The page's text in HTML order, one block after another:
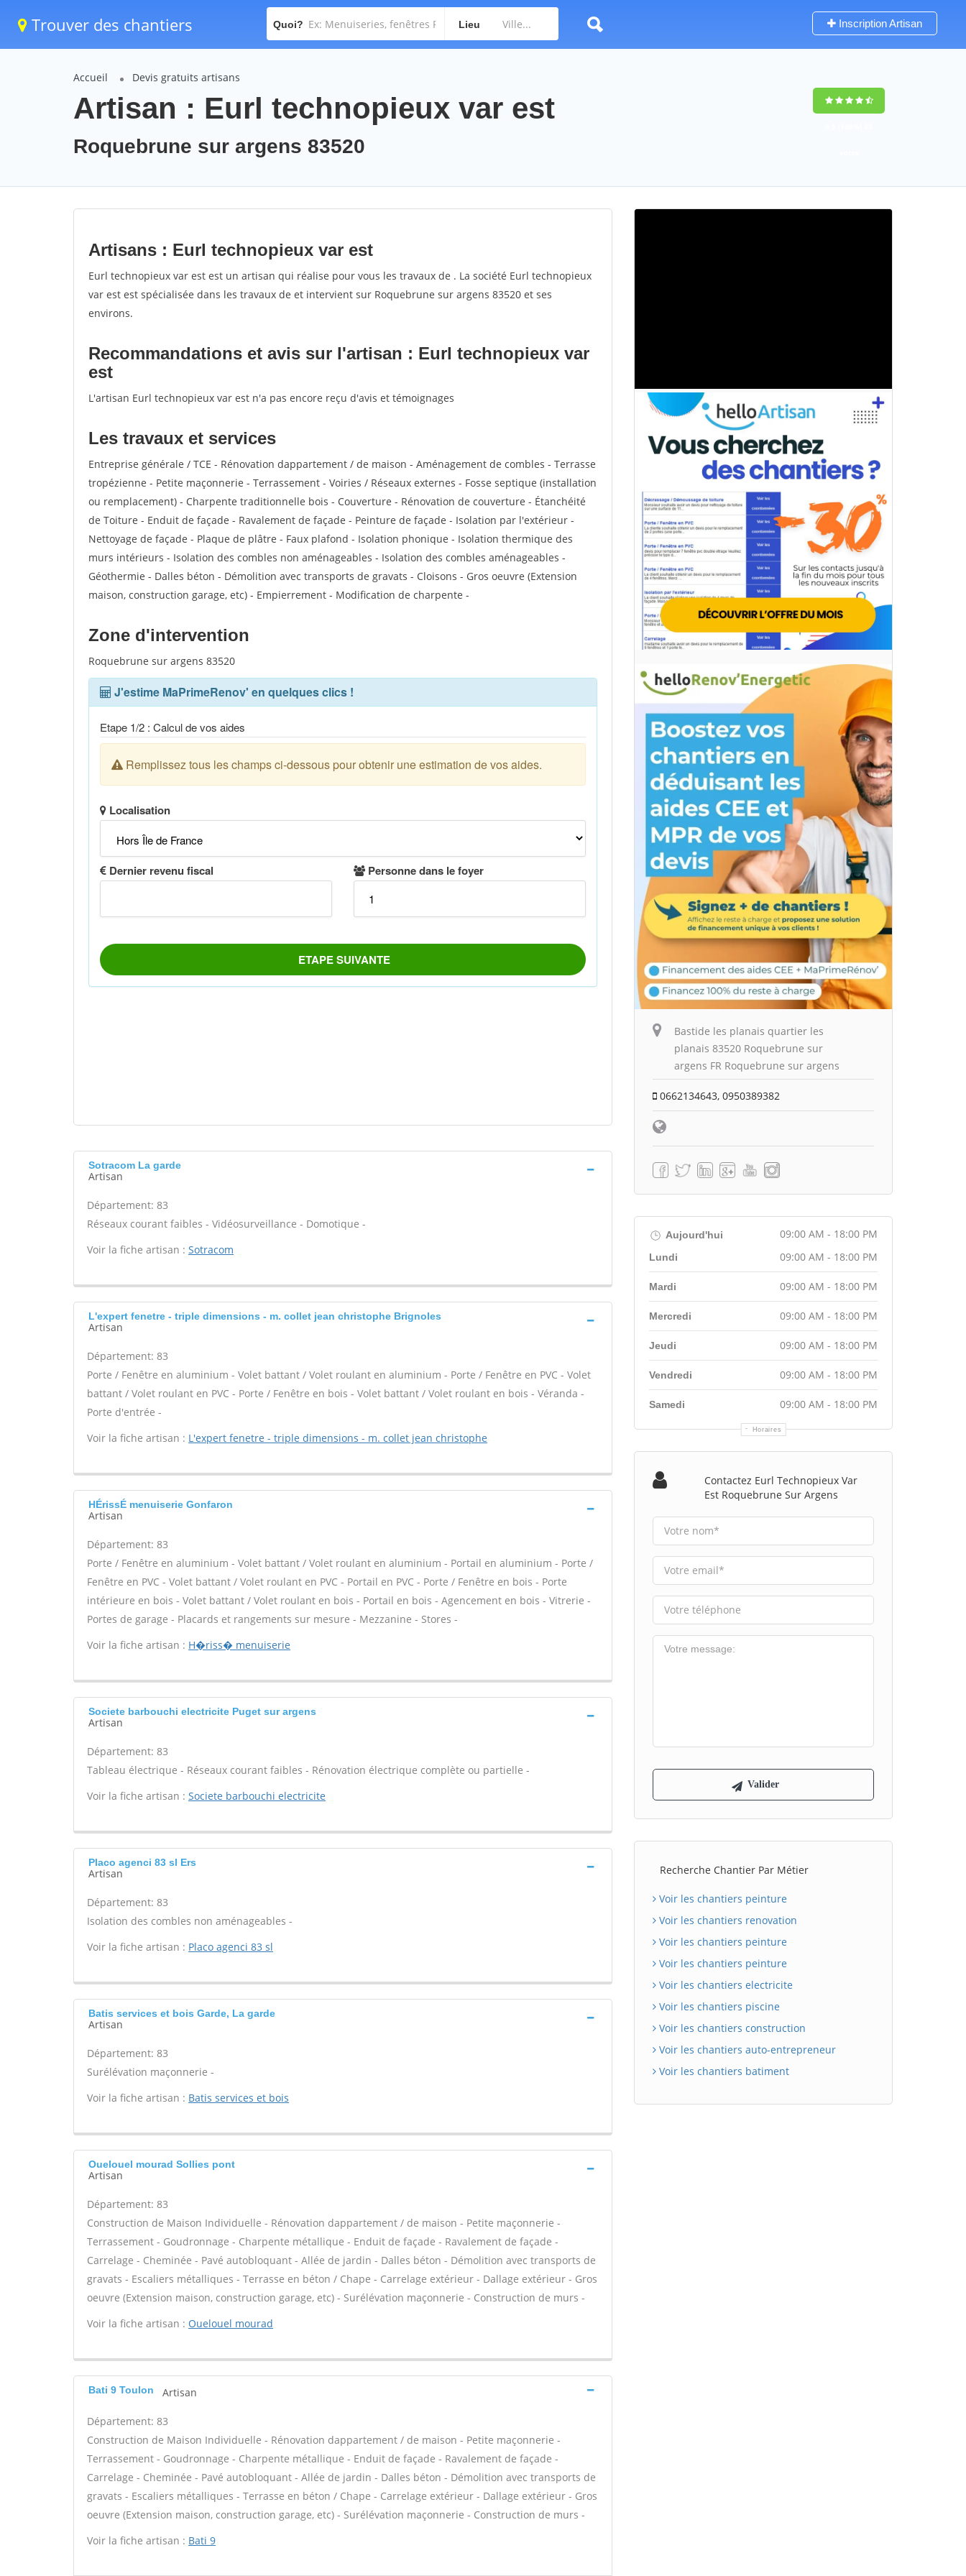
Trouver des chantiers Quoi? Lieu Inscription Artisan
Accueil Devis gratuits artisans
Artisan : Eurl technopieux var est
Roquebrune sur argens 83520
Artisans : Eurl technopieux var est
Eurl technopieux var est est un artisan qui réalise pour vous les travaux de . La société Eurl technopieux
var est est spécialisée dans les travaux de et intervient sur Roquebrune sur argens 83520 et ses
environs.
Recommandations et avis sur l'artisan : Eurl technopieux var
est
L'artisan Eurl technopieux var est n'a pas encore reçu d'avis et témoignages
Les travaux et services
Entreprise générale / TCE - Rénovation dappartement / de maison - Aménagement de combles - Terrasse
tropézienne - Petite maçonnerie - Terrassement - Voiries / Réseaux externes - Fosse septique (installation
ou remplacement) - Charpente traditionnelle bois - Couverture - Rénovation de couverture - Étanchéité
de Toiture - Enduit de façade - Ravalement de façade - Peinture de façade - Isolation par l'extérieur -
Nettoyage de façade - Plaque de plâtre - Faux plafond - Isolation phonique - Isolation thermique des
murs intérieurs - Isolation des combles non aménageables - Isolation des combles aménageables -
Géothermie - Dalles béton - Démolition avec transports de gravats - Cloisons - Gros oeuvre (Extension
maison, construction garage, etc) - Empierrement - Modification de charpente -
Zone d'intervention
Roquebrune sur argens 83520
Sotracom La garde
Artisan
Département: 83
Réseaux courant faibles - Vidéosurveillance - Domotique -
Voir la fiche artisan : Sotracom
L'expert fenetre - triple dimensions - m. collet jean christophe Brignoles
Artisan
Département: 83
Porte / Fenêtre en aluminium - Volet battant / Volet roulant en aluminium - Porte / Fenêtre en PVC - Volet
battant / Volet roulant en PVC - Porte / Fenêtre en bois - Volet battant / Volet roulant en bois - Véranda -
Porte d'entrée -
Voir la fiche artisan : L'expert fenetre - triple dimensions - m. collet jean christophe
HÉrissÉ menuiserie Gonfaron
Artisan
Département: 83
Porte / Fenêtre en aluminium - Volet battant / Volet roulant en aluminium - Portail en aluminium - Porte /
Fenêtre en PVC - Volet battant / Volet roulant en PVC - Portail en PVC - Porte / Fenêtre en bois - Porte
intérieure en bois - Volet battant / Volet roulant en bois - Portail en bois - Agencement en bois - Vitrerie -
Portes de garage - Placards et rangements sur mesure - Mezzanine - Stores -
Voir la fiche artisan : H�riss� menuiserie
Societe barbouchi electricite Puget sur argens
Artisan
Département: 83
Tableau électrique - Réseaux courant faibles - Rénovation électrique complète ou partielle -
Voir la fiche artisan : Societe barbouchi electricite
Placo agenci 83 sl Ers
Artisan
Département: 83
Isolation des combles non aménageables -
Voir la fiche artisan : Placo agenci 83 sl
Batis services et bois Garde, La garde
Artisan
Département: 83
Surélévation maçonnerie -
Voir la fiche artisan : Batis services et bois
Ouelouel mourad Sollies pont
Artisan
Département: 83
Construction de Maison Individuelle - Rénovation dappartement / de maison - Petite maçonnerie -
Terrassement - Goudronnage - Charpente métallique - Enduit de façade - Ravalement de façade -
Carrelage - Cheminée - Pavé autobloquant - Allée de jardin - Dalles béton - Démolition avec transports de
gravats - Escaliers métalliques - Terrasse en béton / Chape - Carrelage extérieur - Dallage extérieur - Gros
oeuvre (Extension maison, construction garage, etc) - Surélévation maçonnerie - Construction de murs -
Voir la fiche artisan : Ouelouel mourad
Bati 9 Toulon Artisan
Département: 83
Construction de Maison Individuelle - Rénovation dappartement / de maison - Petite maçonnerie -
Terrassement - Goudronnage - Charpente métallique - Enduit de façade - Ravalement de façade -
Carrelage - Cheminée - Pavé autobloquant - Allée de jardin - Dalles béton - Démolition avec transports de
gravats - Escaliers métalliques - Terrasse en béton / Chape - Carrelage extérieur - Dallage extérieur - Gros
oeuvre (Extension maison, construction garage, etc) - Surélévation maçonnerie - Construction de murs -
Voir la fiche artisan : Bati 9
Bastide les planais quartier les
planais 83520 Roquebrune sur
argens FR Roquebrune sur argens
0662134643, 0950389382
Aujourd'hui 09:00 AM - 18:00 PM
Horaires
Lundi 09:00 AM - 18:00 PM
Mardi 09:00 AM - 18:00 PM
Mercredi 09:00 AM - 18:00 PM
Jeudi 09:00 AM - 18:00 PM
Vendredi 09:00 AM - 18:00 PM
Samedi 09:00 AM - 18:00 PM
Contactez Eurl Technopieux Var
Est Roquebrune Sur Argens
Recherche Chantier Par Métier
Voir les chantiers peinture
Voir les chantiers renovation
Voir les chantiers peinture
Voir les chantiers peinture
Voir les chantiers electricite
Voir les chantiers piscine
Voir les chantiers construction
Voir les chantiers auto-entrepreneur
Voir les chantiers batiment